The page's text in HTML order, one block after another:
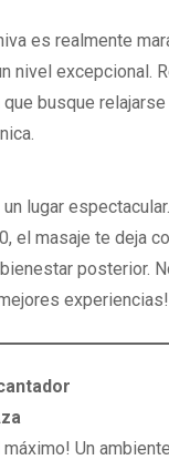
es realmente
nivel excepcional.
que busque
lugar
el masaje te deja
posterior.
experiencias!
máximo! Un